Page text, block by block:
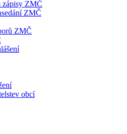
zápisy ZMČ
ZMČ
ZMČ
obcí